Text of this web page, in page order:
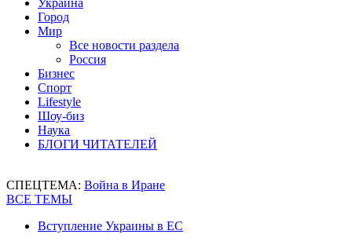
Украина
Город
Мир
Все новости раздела
Россия
Бизнес
Спорт
Lifestyle
Шоу-биз
Наука
БЛОГИ ЧИТАТЕЛЕЙ
СПЕЦТЕМА: Война в Иране
ВСЕ ТЕМЫ
Вступление Украины в ЕС